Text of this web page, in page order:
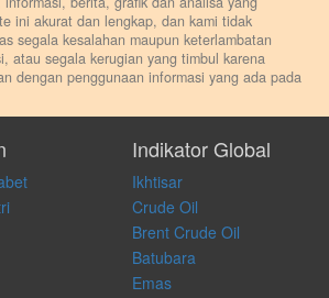
ini akurat dan lengkap, dan kami tidak
segala kesalahan maupun keterlambatan
atau segala kerugian yang timbul karena
dengan penggunaan informasi yang ada pada
anjuran, saran, rekomendasi untuk
melakukan aktivitas lain yang terkait dengan
apapun, dan kami tidak bertanggung jawab
yang dilakukan dalam kondisi dan situasi
secara langsung maupun tidak
website ini.
Indikator Global
Ikhtisar
Crude Oil
Brent Crude Oil
Batubara
Emas